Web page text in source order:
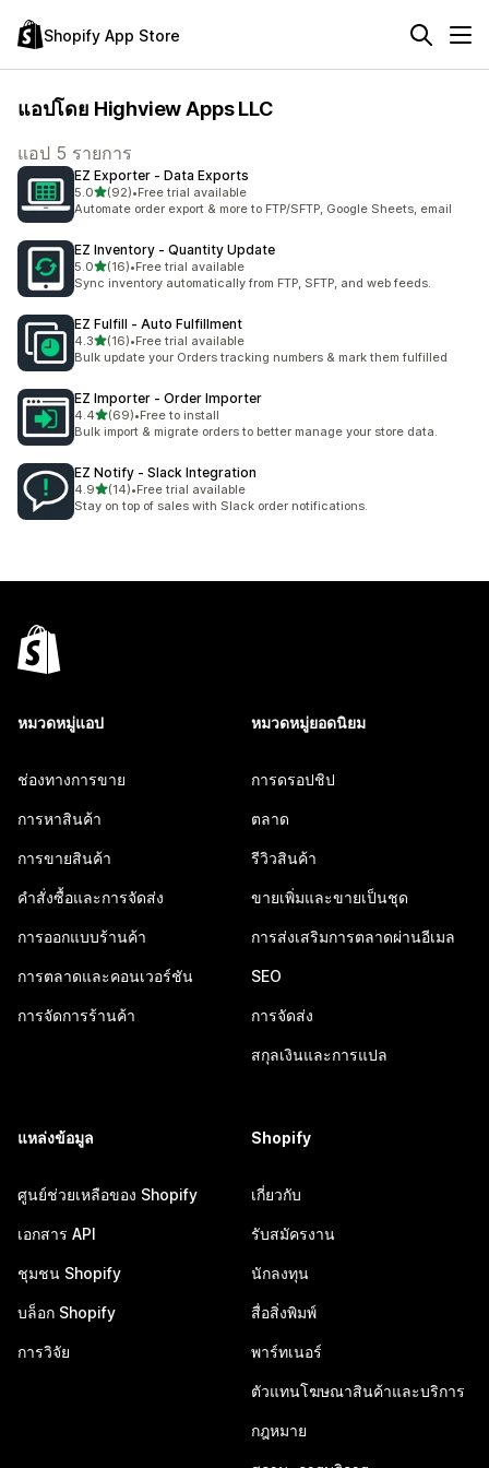
Shopify App Store
แอปโดย Highview Apps LLC
แอป 5 รายการ
EZ Exporter ‑ Data Exports
5.0เต็ม 5 ดาว
(92)
ทั้งหมด 92 รีวิว
•Free trial available
Automate order export & more to FTP/SFTP, Google Sheets, email
EZ Inventory ‑ Quantity Update
5.0เต็ม 5 ดาว
(16)
ทั้งหมด 16 รีวิว
•Free trial available
Sync inventory automatically from FTP, SFTP, and web feeds.
EZ Fulfill ‑ Auto Fulfillment
4.3เต็ม 5 ดาว
(16)
ทั้งหมด 16 รีวิว
•Free trial available
Bulk update your Orders tracking numbers & mark them fulfilled
EZ Importer ‑ Order Importer
4.4เต็ม 5 ดาว
(69)
ทั้งหมด 69 รีวิว
•Free to install
Bulk import & migrate orders to better manage your store data.
EZ Notify ‑ Slack Integration
4.9เต็ม 5 ดาว
(14)
ทั้งหมด 14 รีวิว
•Free trial available
Stay on top of sales with Slack order notifications.
หมวดหมู่แอป
ช่องทางการขาย
การหาสินค้า
การขายสินค้า
คำสั่งซื้อและการจัดส่ง
การออกแบบร้านค้า
การตลาดและคอนเวอร์ชัน
การจัดการร้านค้า
หมวดหมู่ยอดนิยม
การดรอปชิป
ตลาด
รีวิวสินค้า
ขายเพิ่มและขายเป็นชุด
การส่งเสริมการตลาดผ่านอีเมล
SEO
การจัดส่ง
สกุลเงินและการแปล
แหล่งข้อมูล
ศูนย์ช่วยเหลือของ Shopify
เอกสาร API
ชุมชน Shopify
บล็อก Shopify
การวิจัย
Shopify
เกี่ยวกับ
รับสมัครงาน
นักลงทุน
สื่อสิ่งพิมพ์
พาร์ทเนอร์
ตัวแทนโฆษณาสินค้าและบริการ
กฎหมาย